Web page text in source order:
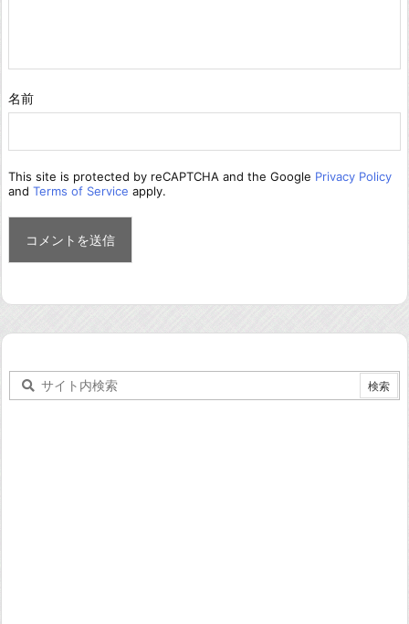
名前
This site is protected by reCAPTCHA and the Google Privacy Policy
and Terms of Service apply.